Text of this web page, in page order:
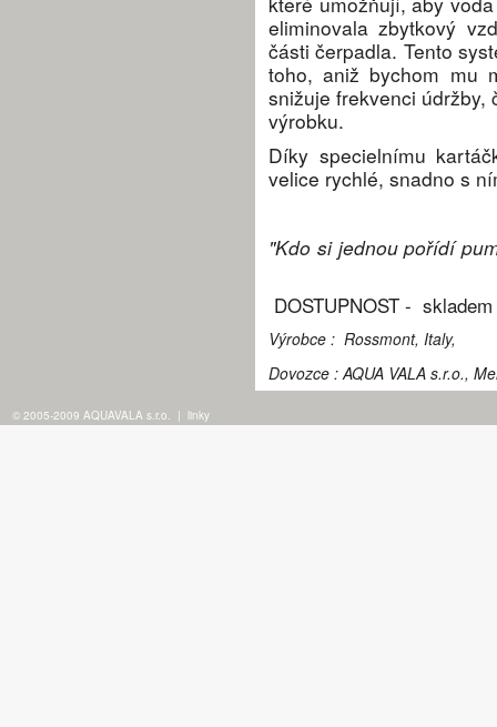
eliminovala zbytkový
části čerpadla. Tento
toho, aniž bychom mu
snižuje frekvenci údržby,
výrobku.
Díky specielnímu
velice rychlé, snadno s
"Kdo si jednou pořídí
DOSTUPNOST - skladem
Výrobce : Rossmont, Italy,
Dovozce : AQUA VALA s.r.o.,
© 2005-2009 AQUAVALA s.r.o. | linky